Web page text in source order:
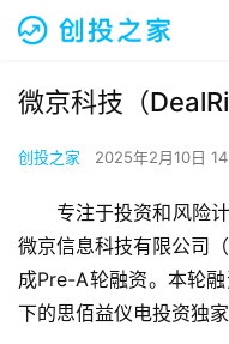
微京科技（
创投之家 2025年2月10日
专注于投资和风险
微京信息科技有限公司（
成Pre-A轮融资。本轮
下的思佰益仪电投资独家